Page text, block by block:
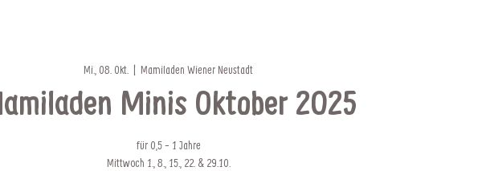
Mi., 08. Okt.
  |
Mamiladen Wiener Neustadt
Minis Oktober 2025
für 0,5 - 1 Jahre
Mittwoch 1., 8., 15., 22. & 29.10.